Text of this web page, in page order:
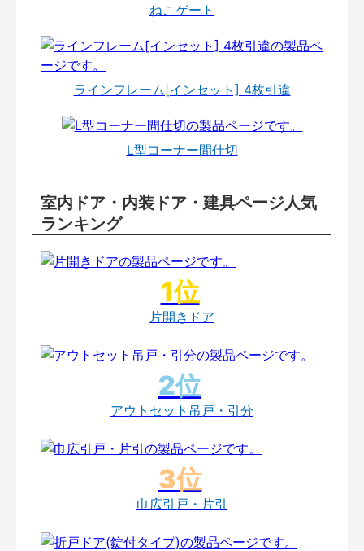
ねこゲート
ラインフレーム[インセット] 4枚引違
L型コーナー間仕切
室内ドア・内装ドア・建具ページ人気
ランキング
片開きドア
アウトセット吊戸・引分
巾広引戸・片引